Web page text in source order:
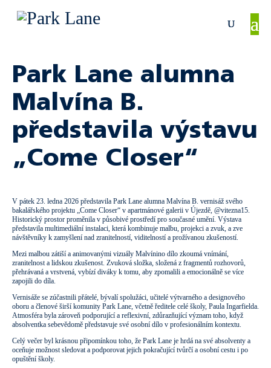
Park Lane alumna
Malvína B.
představila výstavu
„Come Closer“
V pátek 23. ledna 2026 představila Park Lane alumna Malvína B. vernisáž svého
bakalářského projektu „Come Closer“ v apartmánové galerii v Újezdě, @vitezna15.
Historický prostor proměnila v působivé prostředí pro současné umění. Výstava
představila multimediální instalaci, která kombinuje malbu, projekci a zvuk, a zve
návštěvníky k zamyšlení nad zranitelností, viditelností a prožívanou zkušeností.
Mezi malbou zátiší a animovanými vizuály Malvínino dílo zkoumá vnímání,
zranitelnost a lidskou zkušenost. Zvuková složka, složená z fragmentů rozhovorů,
přehrávaná a vrstvená, vybízí diváky k tomu, aby zpomalili a emocionálně se více
zapojili do díla.
Vernisáže se zúčastnili přátelé, bývalí spolužáci, učitelé výtvarného a designového
oboru a členové širší komunity Park Lane, včetně ředitele celé školy, Paula Ingarfielda.
Atmosféra byla zároveň podporující a reflexivní, zdůrazňující význam toho, když
absolventka sebevědomě představuje své osobní dílo v profesionálním kontextu.
Celý večer byl krásnou připomínkou toho, že Park Lane je hrdá na své absolventy a
oceňuje možnost sledovat a podporovat jejich pokračující tvůrčí a osobní cestu i po
opuštění školy.